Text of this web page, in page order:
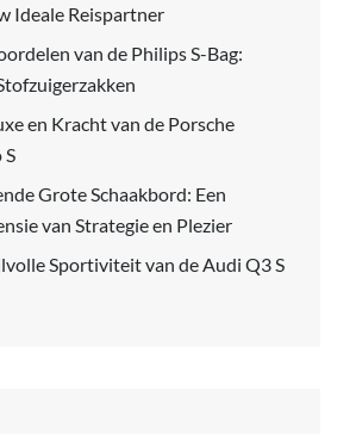
Ideale Reispartner
van de Philips S-Bag:
en Kracht van de Porsche
S
Grote Schaakbord: Een
van Strategie en Plezier
Sportiviteit van de Audi Q3 S